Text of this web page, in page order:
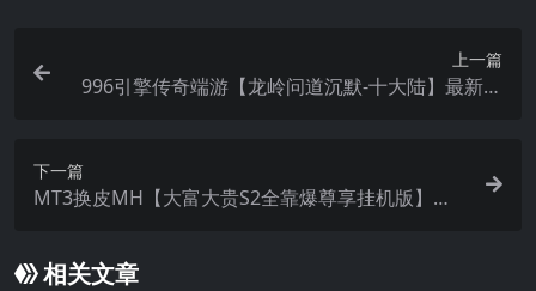
上一篇
996引擎传奇端游【龙岭问道沉默-十大陆】最新整
下一篇
MT3换皮MH【大富大贵S2全靠爆尊享挂机版】最
苹果双端+GM后台+详细搭建教程+全套源码
相关文章